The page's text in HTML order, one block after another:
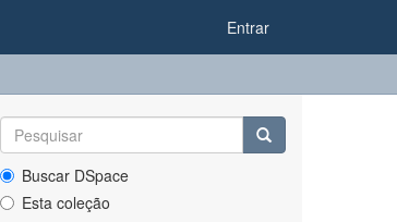
Entrar
Buscar DSpace
Esta coleção